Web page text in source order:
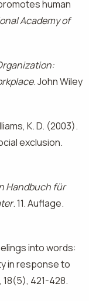
human
Academy of
. John Wiley
K. D. (2003).
exclusion.
Handbuch für
. 11. Auflage.
into words:
in response to
, 18(5), 421-428.